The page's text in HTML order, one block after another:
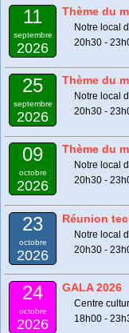
11
septembre
2026
Thème du
Notre local
20h30 -
25
septembre
2026
Thème du
Notre local
20h30 -
09
octobre
2026
Thème du
Notre local
20h30 -
23
octobre
2026
Réunion
Notre local
20h30 -
24
octobre
2026
GALA 2026
Centre
18h00 -